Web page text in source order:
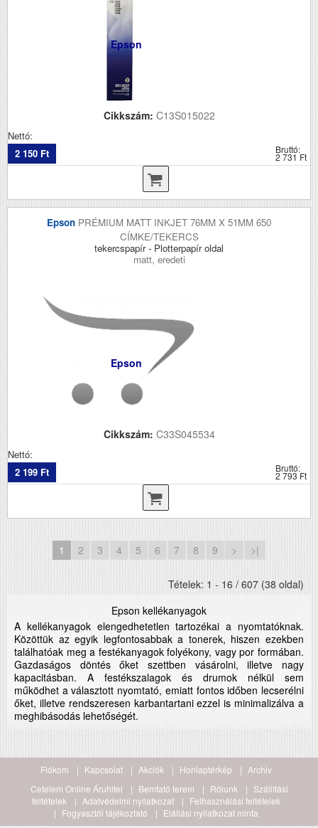
Epson
Cikkszám: C13S015022
Nettó:
2 150 Ft
Bruttó:
2 731 Ft
Epson PRÉMIUM MATT INKJET 76MM X 51MM 650
CÍMKE/TEKERCS
tekercspapír - Plotterpapír oldal
matt, eredeti
Epson
Cikkszám: C33S045534
Nettó:
2 199 Ft
Bruttó:
2 793 Ft
1 2 3 4 5 6 7 8 9 > >|
Tételek: 1 - 16 / 607 (38 oldal)
Epson kellékanyagok
A kellékanyagok elengedhetetlen tartozékai a nyomtatóknak.
Közöttük az egyik legfontosabbak a tonerek, hiszen ezekben
találhatóak meg a festékanyagok folyékony, vagy por formában.
Gazdaságos döntés őket szettben vásárolni, illetve nagy
kapacitásban. A festékszalagok és drumok nélkül sem
működhet a választott nyomtató, emiatt fontos időben lecserélni
őket, illetve rendszeresen karbantartani ezzel is minimalizálva a
meghibásodás lehetőségét.
Fiókom Kapcsolat Akciók Honlaptérkép
Archiv
Cetelem Online Áruhitel
Bemtató terem Rólunk
Szállítási
feltételek
Adatvédelmi nyilatkozat
Felhasználási feltételek
Fogyasztói tájékoztató
Elállási nyilatkozat minta